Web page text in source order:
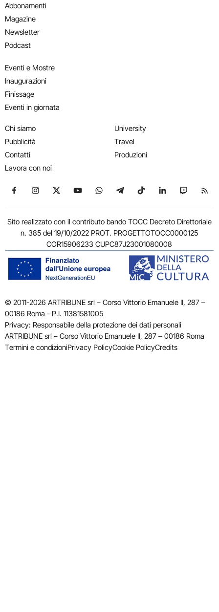
Abbonamenti
Magazine
Newsletter
Podcast
Eventi e Mostre
Inaugurazioni
Finissage
Eventi in giornata
Chi siamo
Pubblicità
Contatti
Lavora con noi
University
Travel
Produzioni
Seguici su Facebook
Seguici su Instagram
Seguici su X
Seguici su YouTube
Seguici su WhatsApp
Seguici su Telegram
Seguici su TikTok
Seguici su
Seguici
Sito realizzato con il contributo bando TOCC Decreto Direttoriale
n. 385 del 19/10/2022 PROT. PROGETTOTOCC0000125
COR15906233 CUPC87J23001080008
© 2011-2026 ARTRIBUNE srl – Corso Vittorio Emanuele II, 287 –
00186 Roma - P.I. 11381581005
Privacy: Responsabile della protezione dei dati personali
ARTRIBUNE srl – Corso Vittorio Emanuele II, 287 – 00186 Roma
Termini e condizioniPrivacy PolicyCookie PolicyCredits